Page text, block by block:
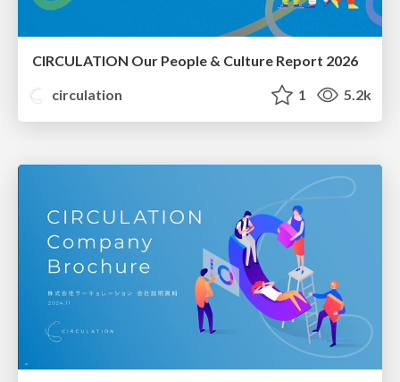
CIRCULATION Our People & Culture Report 2026
circulation
1 5.2k